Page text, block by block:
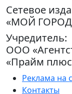
Сетевое
«МОЙ
Учредитель:
ООО
«Прайм
Реклама на
Контакты